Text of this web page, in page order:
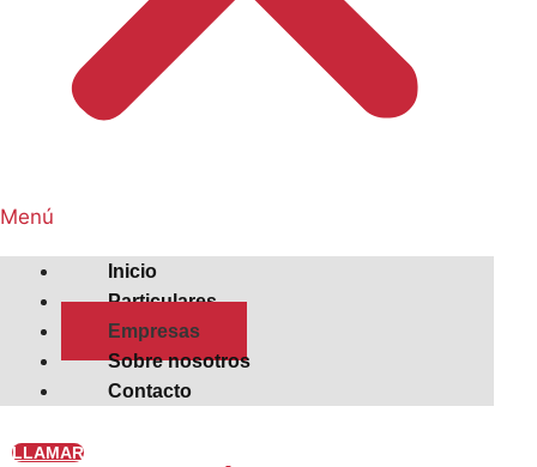
Menú
Inicio
Particulares
Empresas
Sobre nosotros
Contacto
LLAMAR